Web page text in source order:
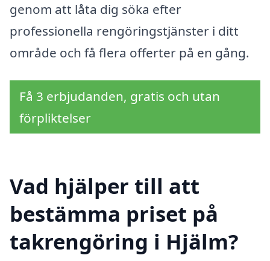
genom att låta dig söka efter
professionella rengöringstjänster i ditt
område och få flera offerter på en gång.
Få 3 erbjudanden, gratis och utan
förpliktelser
Vad hjälper till att
bestämma priset på
takrengöring i Hjälm?